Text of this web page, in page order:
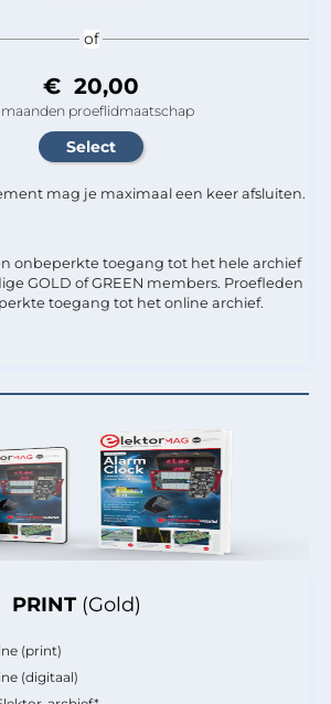
PRINT (Gold)
(print)
(digitaal)
of
€ 20,00
proeflidmaatschap
mag je maximaal een keer afsluiten.
onbeperkte toegang tot het hele archief
GOLD of GREEN members. Proefleden
toegang tot het online archief.